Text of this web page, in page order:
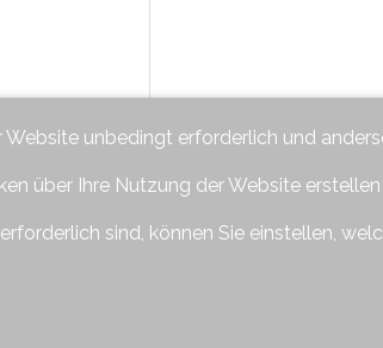
unbedingt erforderlich und
über Ihre Nutzung der Website
sind, können Sie einstellen,